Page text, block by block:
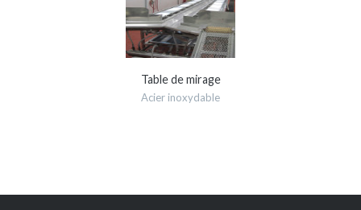
Table de mirage
Acier inoxydable